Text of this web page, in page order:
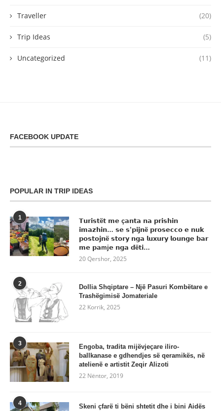
Traveller (20)
Trip Ideas (5)
Uncategorized (11)
FACEBOOK UPDATE
POPULAR IN TRIP IDEAS
1
𝗧𝘂𝗿𝗶𝘀𝘁ë𝘁 𝗺𝗲 ç𝗮𝗻𝘁𝗮 𝗻𝗮 𝗽𝗿𝗶𝘀𝗵𝗶𝗻
𝗶𝗺𝗮𝘇𝗵𝗶𝗻… 𝘀𝗲 𝘀’𝗽𝗶𝗷𝗻ë 𝗽𝗿𝗼𝘀𝗲𝗰𝗰𝗼 𝗲 𝗻𝘂𝗸
𝗽𝗼𝘀𝘁𝗼𝗷𝗻ë 𝘀𝘁𝗼𝗿𝘆 𝗻𝗴𝗮 𝗹𝘂𝘅𝘂𝗿𝘆 𝗹𝗼𝘂𝗻𝗴𝗲 𝗯𝗮𝗿
𝗺𝗲 𝗽𝗮mj𝗲 𝗻𝗴𝗮 𝗱ë𝘁𝗶…
20 Qershor, 2025
2
Dollia Shqiptare – Një Pasuri Kombëtare e
Trashëgimisë Jomateriale
22 Korrik, 2025
3
Engoba, tradita mijëvjeçare iliro-
ballkanase e gdhendjes së qeramikës, në
atelienë e artistit Zeqir Alizoti
22 Nëntor, 2019
4 Skeni çfarë ti bëni shtetit dhe i bini Aidës